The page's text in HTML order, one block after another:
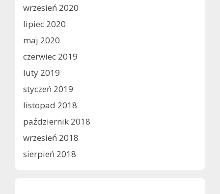
wrzesień 2020
lipiec 2020
maj 2020
czerwiec 2019
luty 2019
styczeń 2019
listopad 2018
październik 2018
wrzesień 2018
sierpień 2018